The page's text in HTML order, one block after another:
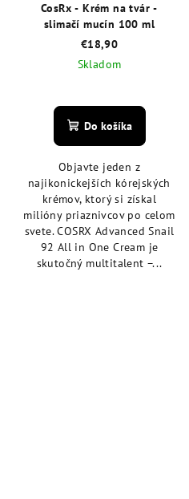
CosRx - Krém na tvár -
slimačí mucín 100 ml
€18,90
Skladom
hodnotenie
produktu
z
5
hviezdičiek.
Do košíka
Objavte jeden z
najikonickejších kórejských
krémov, ktorý si získal
milióny priaznivcov po celom
svete. COSRX Advanced Snail
92 All in One Cream je
skutočný multitalent –...